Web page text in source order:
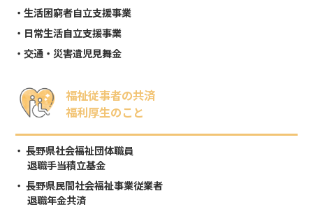
生活困窮者自立支援事業
日常生活自立支援事業
交通・災害遺児見舞金
福祉従事者の共済
福利厚生のこと
長野県社会福祉団体職員
退職手当積立基金
長野県民間社会福祉事業従業者
退職年金共済